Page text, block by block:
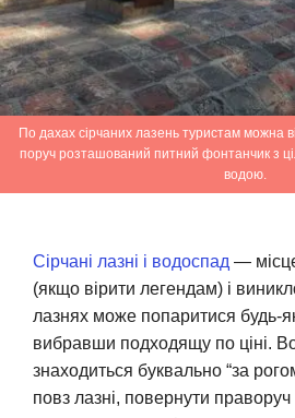
По дахах сірчаних лазень туристам можна
поруч розташований питний фонтанчик з
водою.
Сірчані лазні і водоспад —
(якщо вірити легендам) і
лазнях може попаритися будь-
вибравши подходящу по ціні.
знаходиться буквально “за
повз лазні, повернути праворуч